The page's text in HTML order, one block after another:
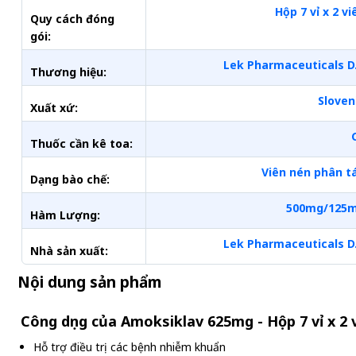
Quy cách đóng
gói:
Hộp 7 vỉ x 2
Thương hiệu: Lek Pharmaceuticals
Xuất xứ:
Thuốc cần kê toa:
Dạng bào chế: Viên nén phân
Hàm Lượng: 500mg/
Nhà sản xuất: Lek Pharmaceuticals
Nội dung sản phẩm
Công dụng của Amoksiklav 625mg - Hộp 7 vỉ x 2
Hỗ trợ điều trị các bệnh nhiễm khuẩn